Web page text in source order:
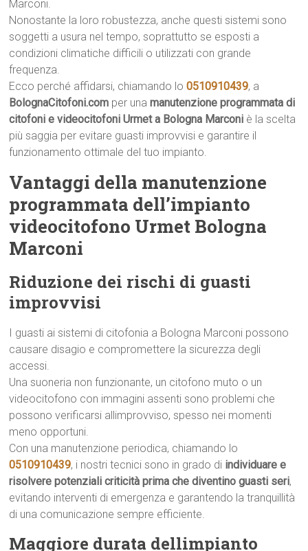
Marconi.
Nonostante la loro robustezza, anche questi sistemi sono
soggetti a usura nel tempo, soprattutto se esposti a
condizioni climatiche difficili o utilizzati con grande
frequenza.
Ecco perché affidarsi, chiamando lo0510910439, a
BolognaCitofoni.com per unamanutenzione programmata di
citofoni e videocitofoni Urmet a Bologna Marconi è la scelta
più saggia per evitare guasti improvvisi e garantire il
funzionamento ottimale del tuo impianto.
Vantaggi della manutenzione
programmata dell’impianto
videocitofono Urmet Bologna
Marconi
Riduzione dei rischi di guasti
improvvisi
I guasti ai sistemi di citofonia a Bologna Marconi possono
causare disagio e compromettere la sicurezza degli
accessi.
Una suoneria non funzionante, un citofono muto o un
videocitofono con immagini assenti sono problemi che
possono verificarsi allimprovviso, spesso nei momenti
meno opportuni.
Con una manutenzione periodica, chiamando lo
0510910439, i nostri tecnici sono in grado di individuare e
risolvere potenziali criticità prima che diventino guasti seri,
evitando interventi di emergenza e garantendo la tranquillità
di una comunicazione sempre efficiente.
Maggiore durata dellimpianto